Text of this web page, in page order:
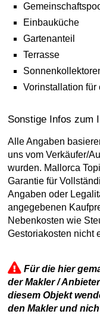
Einbauküche
Gartenanteil
Terrasse
Vorinstallation für
Sonstige Infos zum
Alle Angaben
uns vom Verkäufer/
wurden. Mallorca
Garantie für
Angaben oder
angegebenen
Nebenkosten wie
Gestoriakosten nicht
Für die hier
der Makler /
diesem Objekt
den Makler und